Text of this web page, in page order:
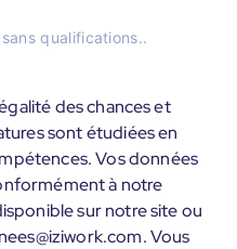
qualifications..
des chances et
sont étudiées en
Vos données
à notre
sur notre site ou
Vous